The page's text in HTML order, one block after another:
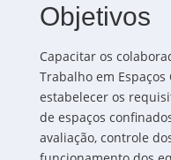
Objetivos
Capacitar os
Trabalho em
estabelecer os
de espaços
avaliação, controle